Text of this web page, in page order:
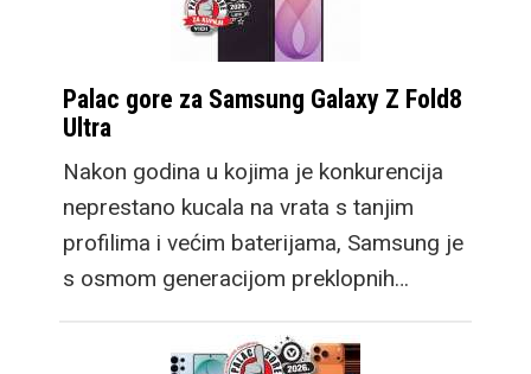
Palac gore za Samsung Galaxy Z Fold8
Ultra
Nakon godina u kojima je konkurencija
neprestano kucala na vrata s tanjim
profilima i većim baterijama, Samsung je
s osmom generacijom preklopnih…